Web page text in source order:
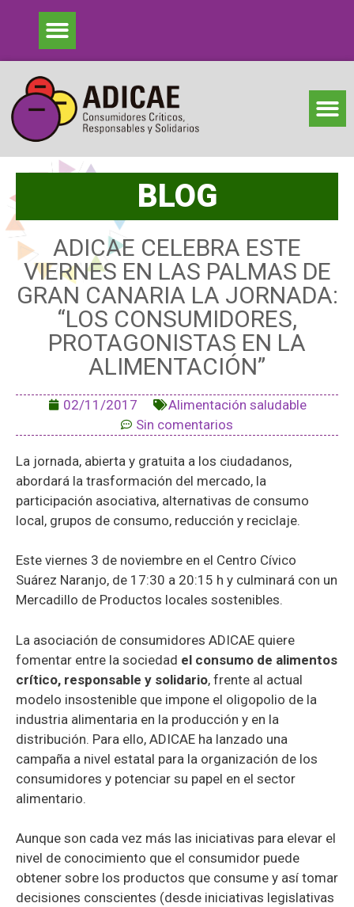
BLOG
ADICAE CELEBRA ESTE
VIERNES EN LAS PALMAS DE
GRAN CANARIA LA JORNADA:
“LOS CONSUMIDORES,
PROTAGONISTAS EN LA
ALIMENTACIÓN”
02/11/2017
Alimentación saludable
Sin comentarios
La jornada, abierta y gratuita a los ciudadanos,
abordará la trasformación del mercado, la
participación asociativa, alternativas de consumo
local, grupos de consumo, reducción y reciclaje.
Este viernes 3 de noviembre en el Centro Cívico
Suárez Naranjo, de 17:30 a 20:15 h y culminará con un
Mercadillo de Productos locales sostenibles.
La asociación de consumidores ADICAE quiere
fomentar entre la sociedad el consumo de alimentos
crítico, responsable y solidario, frente al actual
modelo insostenible que impone el oligopolio de la
industria alimentaria en la producción y en la
distribución. Para ello, ADICAE ha lanzado una
campaña a nivel estatal para la organización de los
consumidores y potenciar su papel en el sector
alimentario.
Aunque son cada vez más las iniciativas para elevar el
nivel de conocimiento que el consumidor puede
obtener sobre los productos que consume y así tomar
decisiones conscientes (desde iniciativas legislativas